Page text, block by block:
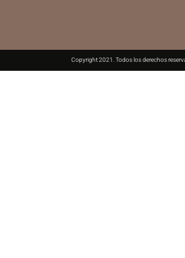
Copyright 2021. Todos los derechos